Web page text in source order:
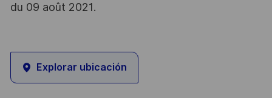
du 09 août 2021.
Explorar ubicación